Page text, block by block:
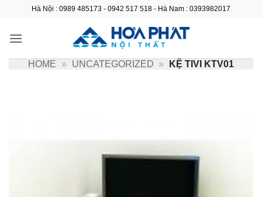
nội
Hà Nội : 0989 485173 - 0942 517 518 - Hà Nam : 0393982017
HOME » UNCATEGORIZED » KỆ TIVI KTV01